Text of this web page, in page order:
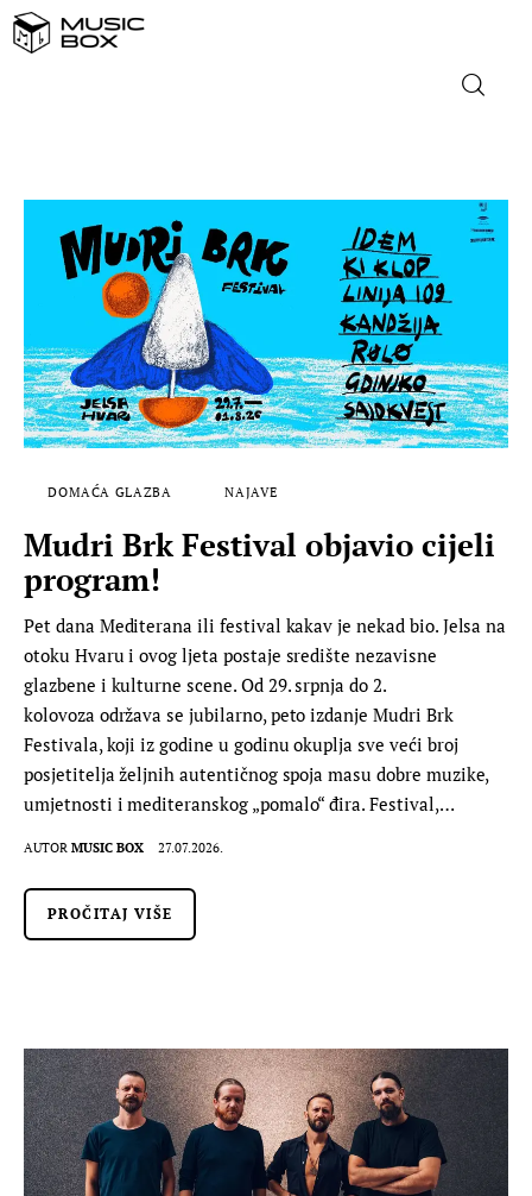
DOMAĆA GLAZBA
STRANA GLAZBA
FILM
MUSIC BOX
DOMAĆA GLAZBA NAJAVE
Mudri Brk Festival objavio cijeli
program!
Pet dana Mediterana ili festival kakav je nekad bio. Jelsa na
otoku Hvaru i ovog ljeta postaje središte nezavisne
glazbene i kulturne scene. Od 29. srpnja do 2.
kolovoza održava se jubilarno, peto izdanje Mudri Brk
Festivala, koji iz godine u godinu okuplja sve veći broj
posjetitelja željnih autentičnog spoja masu dobre muzike,
umjetnosti i mediteranskog „pomalo“ đira. Festival,…
AUTOR MUSIC BOX 27.07.2026.
PROČITAJ VIŠE